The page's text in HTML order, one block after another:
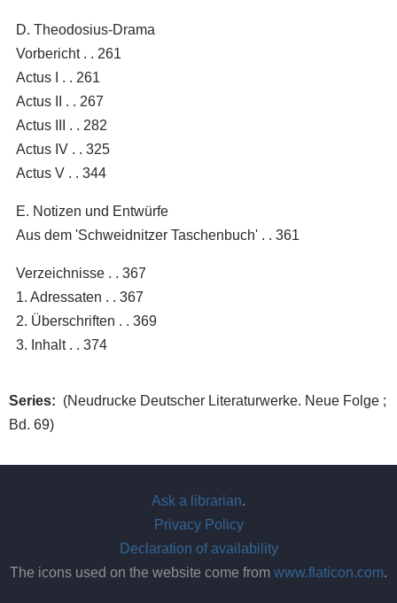
D. Theodosius-Drama
Vorbericht . . 261
Actus I . . 261
Actus II . . 267
Actus III . . 282
Actus IV . . 325
Actus V . . 344
E. Notizen und Entwürfe
Aus dem 'Schweidnitzer Taschenbuch' . . 361
Verzeichnisse . . 367
1. Adressaten . . 367
2. Überschriften . . 369
3. Inhalt . . 374
Series
(Neudrucke Deutscher Literaturwerke. Neue Folge ;
Bd. 69)
Ask a librarian.
Privacy Policy
Declaration of availability
The icons used on the website come from www.flaticon.com.